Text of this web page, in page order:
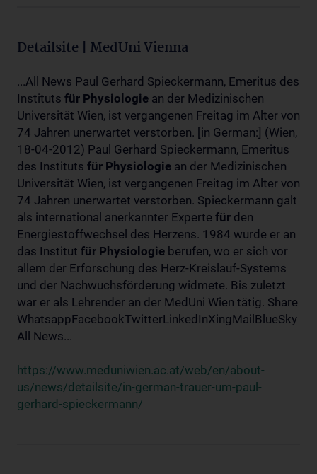
Detailsite | MedUni Vienna
...All News Paul Gerhard Spieckermann, Emeritus des
Instituts für Physiologie an der Medizinischen
Universität Wien, ist vergangenen Freitag im Alter von
74 Jahren unerwartet verstorben. [in German:] (Wien,
18-04-2012) Paul Gerhard Spieckermann, Emeritus
des Instituts für Physiologie an der Medizinischen
Universität Wien, ist vergangenen Freitag im Alter von
74 Jahren unerwartet verstorben. Spieckermann galt
als international anerkannter Experte für den
Energiestoffwechsel des Herzens. 1984 wurde er an
das Institut für Physiologie berufen, wo er sich vor
allem der Erforschung des Herz-Kreislauf-Systems
und der Nachwuchsförderung widmete. Bis zuletzt
war er als Lehrender an der MedUni Wien tätig. Share
WhatsappFacebookTwitterLinkedInXingMailBlueSky
All News...
https://www.meduniwien.ac.at/web/en/about-
us/news/detailsite/in-german-trauer-um-paul-
gerhard-spieckermann/